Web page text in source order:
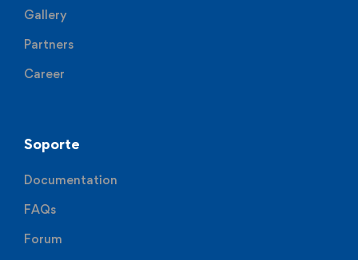
Gallery
Partners
Career
Soporte
Documentation
FAQs
Forum